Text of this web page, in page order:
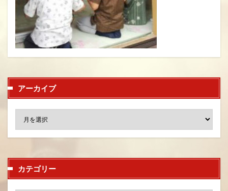
アーカイブ
カテゴリー